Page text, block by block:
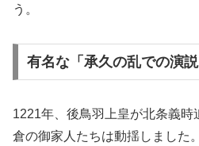
う。
有名な「承久の乱での演
1221年、後鳥羽上皇が北条義時
倉の御家人たちは動揺しました。